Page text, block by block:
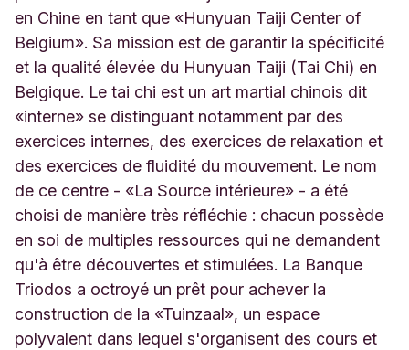
B
e
r
s
e
e
l
g
en Chine en tant que «Hunyuan Taiji Center of
Belgium». Sa mission est de garantir la spécificité
et la qualité élevée du Hunyuan Taiji (Tai Chi) en
Belgique. Le tai chi est un art martial chinois dit
«interne» se distinguant notamment par des
exercices internes, des exercices de relaxation et
des exercices de fluidité du mouvement. Le nom
de ce centre - «La Source intérieure» - a été
choisi de manière très réfléchie : chacun possède
en soi de multiples ressources qui ne demandent
qu'à être découvertes et stimulées. La Banque
Triodos a octroyé un prêt pour achever la
construction de la «Tuinzaal», un espace
polyvalent dans lequel s'organisent des cours et